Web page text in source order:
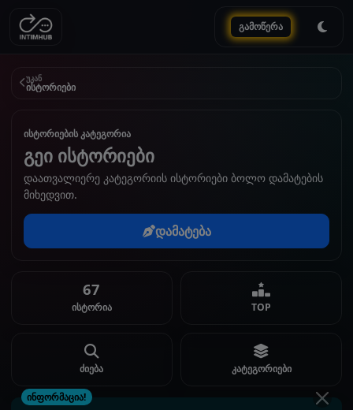
გამოწერა
უკან
ისტორიები
ისტორიების კატეგორია
გეი ისტორიები
დაათვალიერე კატეგორიის ისტორიები ბოლო დამატების
მიხედვით.
დამატება
67
ისტორია TOP
ძიება კატეგორიები
ინფორმაცია!